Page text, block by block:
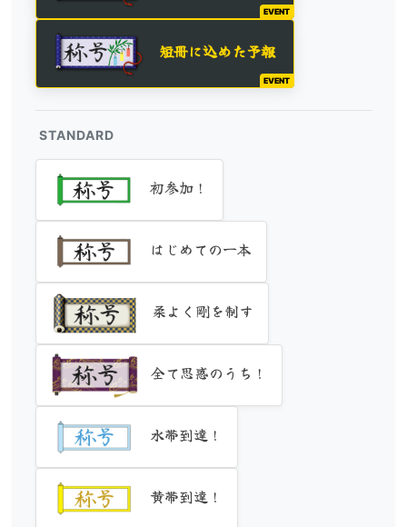
EVENT
短冊に込めた予報
EVENT
STANDARD
初参加！
はじめての一本
柔よく剛を制す
全て思惑のうち！
水帯到達！
黄帯到達！